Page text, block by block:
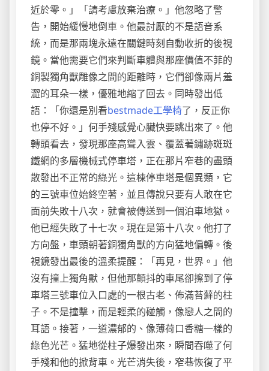
近於零。」「請考慮放棄治療。」他忽略了警
告，開始緩慢地倒車。他最討厭的不是語音系
統，而是那兩塊永遠在關鍵時刻自動收折的後視
鏡。當他需要它們來判斷車體與那座價值不菲的
銅製獨角獸雕像之間的距離時，它們卻像兩片羞
澀的耳朵一樣，優雅地縮了回去。同時發出低
語：「你還是別看bestmade工學椅了，反正你
也停不好。」何手殘感覺心臟快要跳出來了。他
轉頭看去，發現那座高聳入雲、覆蓋著鏽跡斑斑
鐵網的多層機械式停車塔，正在那片窄巷的盡頭
散發出不正常的綠光。這棟停車塔是個異類，它
的三號車位始終空著，並且傳說只要有人敢在它
面前失敗十八次，就會被傳送到一個泊車地獄。
他已經失敗了十七次。現在是第十八次。他打了
方向盤，車頭朝著銅獨角獸的方向猛地偏轉。後
視鏡發出最後的溫柔提醒：「再見，世界。」他
沒有撞上獨角獸，但他那顫抖的車尾卻擦到了停
車塔三號車位入口處的一根古老、佈滿苔蘚的柱
子。不是撞擊，而是輕柔的碰觸，像戀人之間的
耳語。接著，一道濃郁的、像薄荷口香糖一樣的
綠色光芒。猛地從柱子爆發出來，瞬間吞噬了何
手殘和他的掀背車。光芒消失後，窄巷恢復了平